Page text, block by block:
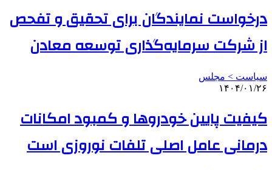
درخواست نمایندگان برای تحقیق و تفحص
از شرکت سرمایه‌گذاری توسعه معادن
سیاست > مجلس
۱۴۰۴/۰۱/۲۶
کیفیت پایین خودروها و کمبود امکانات
درمانی عامل اصلی تلفات نوروزی است